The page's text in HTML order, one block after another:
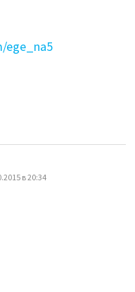
ege_na5
в 20:34